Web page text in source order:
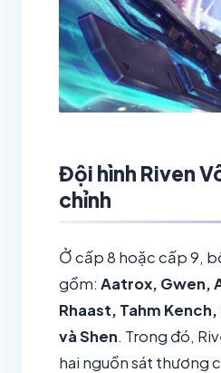
Đội hình Riven
chỉnh
Ở cấp 8 hoặc cấp 9,
gồm: Aatrox, Gwen,
Rhaast, Tahm
và Shen. Trong đó,
hai nguồn sát thương